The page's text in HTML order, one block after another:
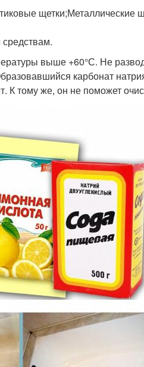
щетки;Металлические
выше +60°С. Не
карбонат
тому же, он не поможет